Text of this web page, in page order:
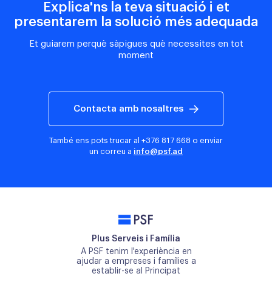
Explica'ns la teva situació i et
presentarem la solució més adequada
Et guiarem perquè sàpigues què necessites en tot
moment
Contacta amb nosaltres
També ens pots trucar al +376 817 668 o enviar
un correu a info@psf.ad
PSF
Plus Serveis i Família
A PSF tenim l'experiència en
ajudar a empreses i famílies a
establir-se al Principat